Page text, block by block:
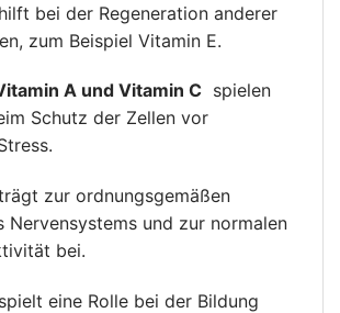
bei der Regeneration anderer
zum Beispiel Vitamin E.
A und Vitamin C spielen
Schutz der Zellen vor
zur ordnungsgemäßen
Nervensystems und zur normalen
bei.
eine Rolle bei der Bildung